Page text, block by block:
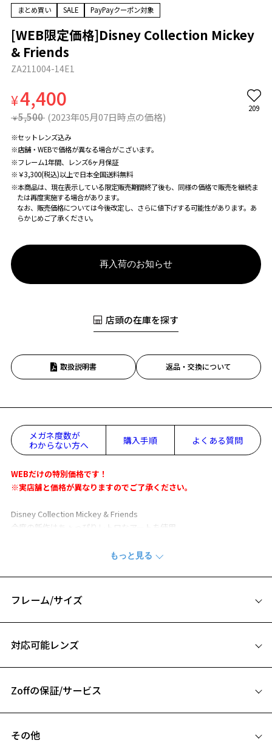
まとめ買い SALE PayPayクーポン対象
[WEB限定価格]Disney Collection Mickey
& Friends
ZA211004-14E1
¥4,400
¥ 5,500 (2023年05月07日時点の価格)
209
※セットレンズ込み
※店舗・WEBで価格が異なる場合がこざいます。
※フレーム1年間、レンズ6ヶ月保証
※￥3,300(税込)以上で日本全国送料無料
※本商品は、現在表示している限定販売期間終了後も、同様の価格で販売を継続ま
たは再度実施する場合があります。
なお、販売価格については今後改定し、さらに値下げする可能性があります。あ
らかじめご了承ください。
再入荷のお知らせ
店頭の在庫を探す
取扱説明書 返品・交換について
メガネ度数が
わからない方へ
購入手順 よくある質問
WEBだけの特別価格です！
※実店舗と価格が異なりますのでご了承ください。
Disney Collection Mickey & Friends
今度の新作はちょっぴりレトロなアートを使用。
れたデザインに仕立てました。
Casual Line
誰もがかけやすい定番人気のフレーム型で登場。
※この商品は一部店舗で販売している商品になります。
フレーム/サイズ
B ブリッジ(鼻部分)の横幅：19mm
対応可能レンズ
フレームとレンズの合計料金を知りたい方へ
Zoffの保証/サービス
その他